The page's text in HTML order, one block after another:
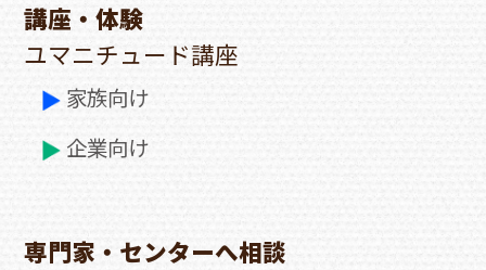
講座・体験
ユマニチュード講座
家族向け
企業向け
専門家・センターへ相談